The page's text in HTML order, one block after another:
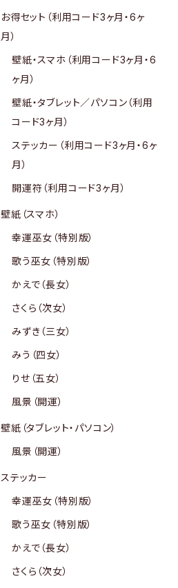
お得セット（利用コード3ヶ月・6ヶ
月）
壁紙・スマホ（利用コード3ヶ月・6
ヶ月）
壁紙・タブレット／パソコン（利用
コード3ヶ月）
ステッカー（利用コード3ヶ月・6ヶ
月）
開運符（利用コード3ヶ月）
壁紙（スマホ）
幸運巫女（特別版）
歌う巫女（特別版）
かえで（長女）
さくら（次女）
みずき（三女）
みう（四女）
りせ（五女）
風景（開運）
壁紙（タブレット・パソコン）
風景（開運）
ステッカー
幸運巫女（特別版）
歌う巫女（特別版）
かえで（長女）
さくら（次女）